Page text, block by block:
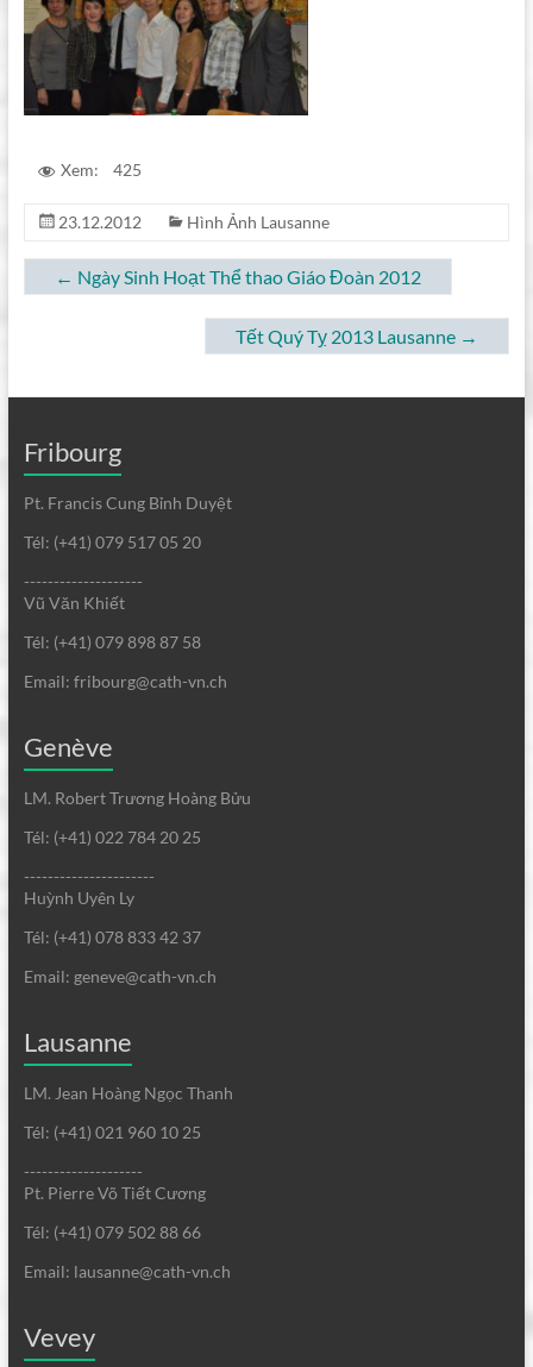
Xem: 425
23.12.2012 Hình Ảnh Lausanne
← Ngày Sinh Hoạt Thể thao Giáo Đoàn 2012
Tết Quý Tỵ 2013 Lausanne →
Fribourg
Pt. Francis Cung Bỉnh Duyệt
Tél: (+41) 079 517 05 20
--------------------
Vũ Văn Khiết
Tél: (+41) 079 898 87 58
Email: fribourg@cath-vn.ch
Genève
LM. Robert Trương Hoàng Bửu
Tél: (+41) 022 784 20 25
----------------------
Huỳnh Uyên Ly
Tél: (+41) 078 833 42 37
Email: geneve@cath-vn.ch
Lausanne
LM. Jean Hoàng Ngọc Thanh
Tél: (+41) 021 960 10 25
--------------------
Pt. Pierre Võ Tiết Cương
Tél: (+41) 079 502 88 66
Email: lausanne@cath-vn.ch
Vevey